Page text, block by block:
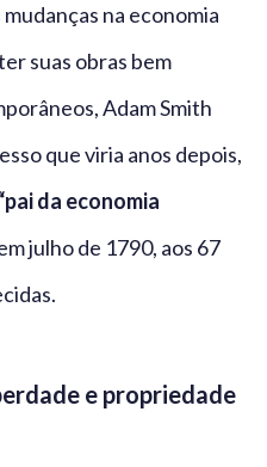
na economia
suas obras bem
Adam Smith
que viria anos depois,
da economia
julho de 1790, aos 67
e propriedade